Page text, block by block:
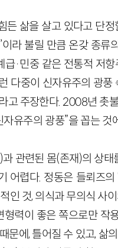
삶을 살고 있다고 단
라 불릴 만큼 온갖 종류
·민중 같은 전통적 저
다중이 신자유주의 광풍
고 주장한다. 2008년 촛
유주의 광풍”을 꼽는 것
관련된 몸(존재)의 상태
어렵다. 정동은 들뢰즈
인 것, 의식과 무의식 사
력이 좋은 쪽으로만 작
에, 틀어질 수 있고, 삶